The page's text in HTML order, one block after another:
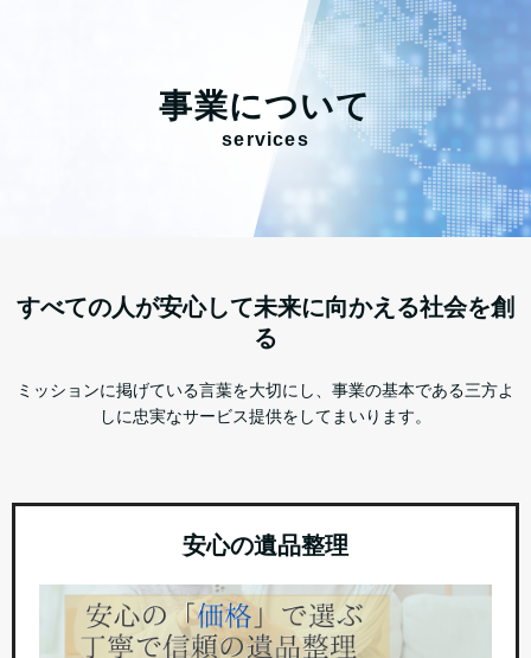
事業について
services
すべての人が安心して未来に向かえる社会を創
る
ミッションに掲げている言葉を大切にし、事業の基本である三方よ
しに忠実なサービス提供をしてまいります。
安心の遺品整理